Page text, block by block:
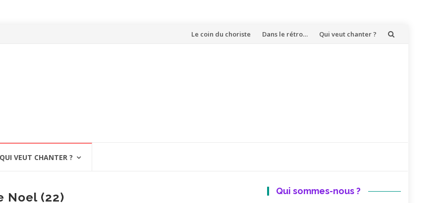
Aller
Le coin du choriste Dans le rétro… Qui veut chanter ?
QUI VEUT CHANTER ?
Noel (22) Qui sommes-nous ?